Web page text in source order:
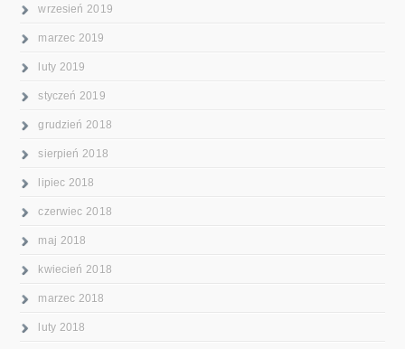
wrzesień 2019
marzec 2019
luty 2019
styczeń 2019
grudzień 2018
sierpień 2018
lipiec 2018
czerwiec 2018
maj 2018
kwiecień 2018
marzec 2018
luty 2018